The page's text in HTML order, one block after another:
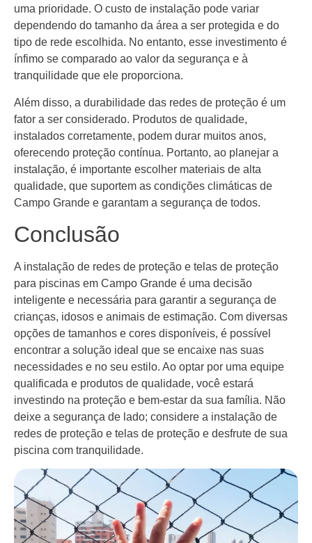
uma prioridade. O custo de instalação pode variar
dependendo do tamanho da área a ser protegida e do
tipo de rede escolhida. No entanto, esse investimento é
ínfimo se comparado ao valor da segurança e à
tranquilidade que ele proporciona.
Além disso, a durabilidade das redes de proteção é um
fator a ser considerado. Produtos de qualidade,
instalados corretamente, podem durar muitos anos,
oferecendo proteção contínua. Portanto, ao planejar a
instalação, é importante escolher materiais de alta
qualidade, que suportem as condições climáticas de
Campo Grande e garantam a segurança de todos.
Conclusão
A instalação de redes de proteção e telas de proteção
para piscinas em Campo Grande é uma decisão
inteligente e necessária para garantir a segurança de
crianças, idosos e animais de estimação. Com diversas
opções de tamanhos e cores disponíveis, é possível
encontrar a solução ideal que se encaixe nas suas
necessidades e no seu estilo. Ao optar por uma equipe
qualificada e produtos de qualidade, você estará
investindo na proteção e bem-estar da sua família. Não
deixe a segurança de lado; considere a instalação de
redes de proteção e telas de proteção e desfrute de sua
piscina com tranquilidade.